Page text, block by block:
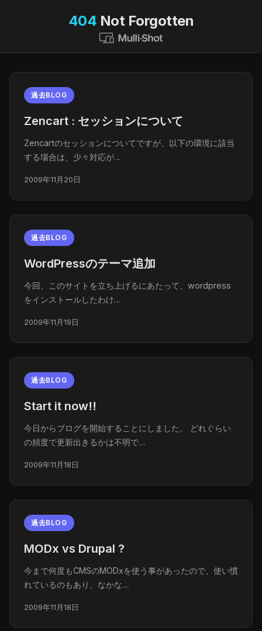
404 Not Forgotten
過去BLOG
Zencart : セッションについて
Zencartのセッションについてですが、以下の環境に該当
する場合は、少々対応が…
2009年11月20日
過去BLOG
WordPressのテーマ追加
今回、このサイトを立ち上げるにあたって、wordpress
をインストールしたわけ…
2009年11月19日
過去BLOG
Start it now!!
今日からブログを開始することにしました。 どれぐらい
の頻度で更新出きるかは不明で…
2009年11月18日
過去BLOG
MODx vs Drupal ?
今まで何度もCMSのMODxを使う事があったので、使い慣
れているのもあり、なかな…
2009年11月18日